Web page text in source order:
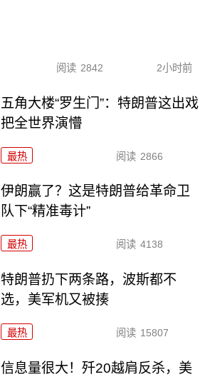
阅读 2842 2小时前
五角大楼“罗生门”：特朗普这出戏
把全世界演懵
最热 阅读 2866
伊朗赢了？这是特朗普给革命卫
队下“精准毒计”
最热 阅读 4138
特朗普扔下两条路，波斯都不
选，美军机又被揍
最热 阅读 15807
信息量很大！歼20越肩反杀，美